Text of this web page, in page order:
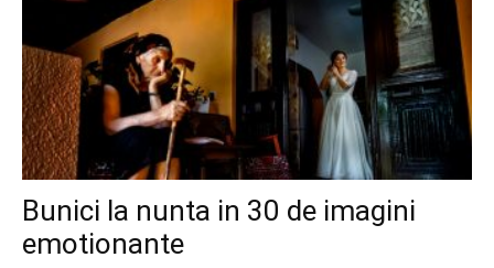
Bunici la nunta in 30 de imagini
emotionante